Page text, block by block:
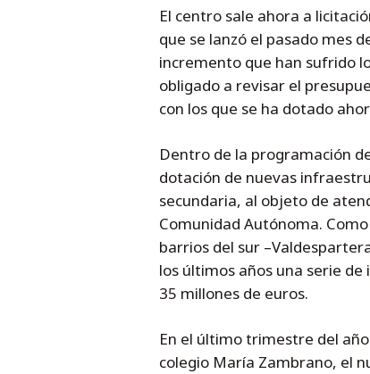
El centro sale ahora a
que se lanzó el pasado mes
incremento que han sufrido
obligado a revisar el
con los que se ha dotado
Dentro de la programación
dotación de nuevas
secundaria, al objeto de
Comunidad Autónoma.
barrios del sur
los últimos años una serie
35 millones de euros.
En el último trimestre del
colegio María Zambrano, el